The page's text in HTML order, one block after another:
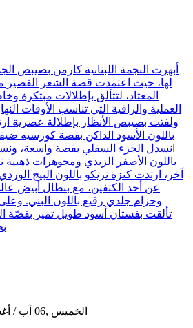
أبهرت النجمة اللبنانية كارمن بصيبص
لها، حيث اعتمدت قصة الشعر القصير
المعتاد، لتتألق بإطلالات مبتكرة
العملية والراقية التي تناسب الأوقات
ولفتت بصيبص الأنظار بإطلالة عصرية
باللون الأسود الداكن بقصة كورسيه
انسدل الجزء السفلي بقصة واسعة،
باللون الأصفر الزبدي ومجوهرات
آخر، ارتدت كنزة تريكو باللون البيج
عن أحد الكتفين، مع بنطال أبيض
وحزام جلدي رفيع باللون البني.
تألقت بفستان أسود طويل تميز بقصّة
GMT 12:56 2026 الخميس ,06 آب / أغسطس